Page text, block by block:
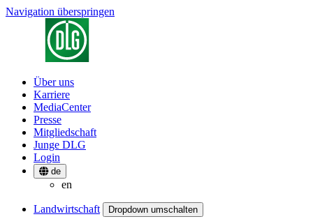
Navigation überspringen
Über uns
Karriere
MediaCenter
Presse
Mitgliedschaft
Junge DLG
Login
de
en
Landwirtschaft Dropdown umschalten